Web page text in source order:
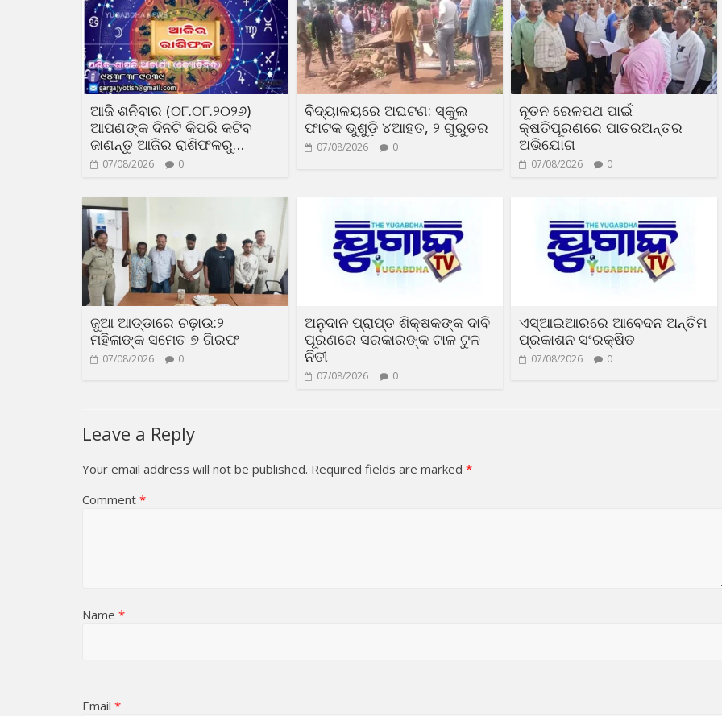
ଆଜି ଶନିବାର (୦୮.୦୮.୨୦୨୬)
ଆପଣଙ୍କ ଦିନଟି କିପରି କଟିବ
ଜାଣନ୍ତୁ ଆଜିର ରାଶିଫଳରୁ…
07/08/2026 0
ବିଦ୍ୟାଳୟରେ ଅଘଟଣ: ସ୍କୁଲ
ଫାଟକ ଭୁଶୁଡ଼ି ୪ଆହତ, ୨ ଗୁରୁତର
07/08/2026 0
ନୂତନ ରେଳପଥ ପାଇଁ
କ୍ଷତିପୂରଣରେ ପାତରଅନ୍ତର
ଅଭିଯୋଗ
07/08/2026 0
ଜୁଆ ଆଡ୍ଡାରେ ଚଢ଼ାଉ:୨
ମହିଳାଙ୍କ ସମେତ ୭ ଗିରଫ
07/08/2026 0
ଅନୁଦାନ ପ୍ରାପ୍ତ ଶିକ୍ଷକଙ୍କ ଦାବି
ପୂରଣରେ ସରକାରଙ୍କ ଟାଳ ଟୁଳ
ନିତୀ
07/08/2026 0
ଏସ୍‌ଆଇଆରରେ ଆବେଦନ ଅନ୍ତିମ
ପ୍ରକାଶନ ସଂରକ୍ଷିତ
07/08/2026 0
Leave a Reply
Your email address will not be published. Required fields are marked *
Comment *
Name *
Email *